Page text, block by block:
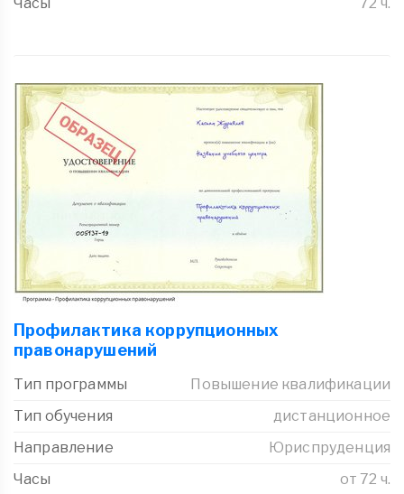
Профилактика коррупционных
правонарушений
Тип программы
Повышение квалификации
Тип обучения
дистанционное
Направление
Юриспруденция
Часы
от 72 ч.